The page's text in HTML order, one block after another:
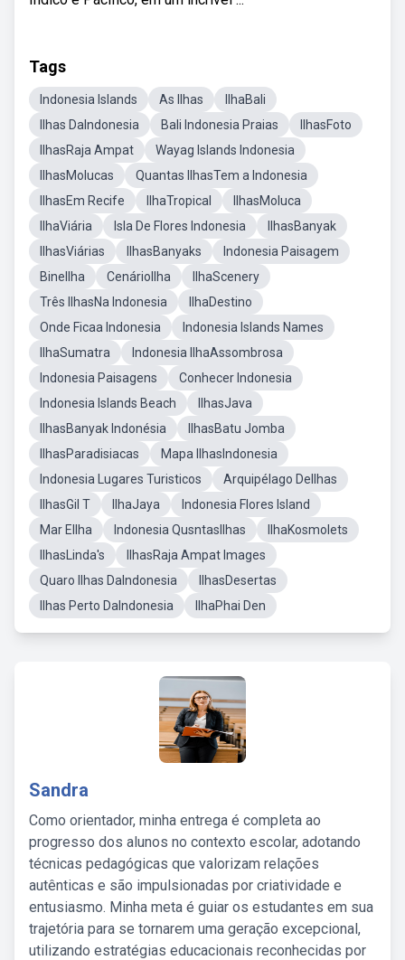
Tags
Indonesia Islands As Ilhas
IlhaBali
Ilhas DaIndonesia
Bali Indonesia Praias
IlhasFoto
IlhasRaja Ampat
Wayag Islands Indonesia
IlhasMolucas
Quantas IlhasTem a Indonesia
IlhasEm Recife
IlhaTropical
IlhasMoluca
IlhaViária
Isla De Flores Indonesia
IlhasBanyak
IlhasViárias
IlhasBanyaks
Indonesia Paisagem
BineIlha
CenárioIlha
IlhaScenery
Três IlhasNa Indonesia
IlhaDestino
Onde Ficaa Indonesia
Indonesia Islands Names
IlhaSumatra
Indonesia IlhaAssombrosa
Indonesia Paisagens
Conhecer Indonesia
Indonesia Islands Beach
IlhasJava
IlhasBanyak Indonésia
IlhasBatu Jomba
IlhasParadisiacas
Mapa IlhasIndonesia
Indonesia Lugares Turisticos
Arquipélago DeIlhas
IlhasGil T
IlhaJaya
Indonesia Flores Island
Mar EIlha
Indonesia QusntasIlhas
IlhaKosmolets
IlhasLinda's
IlhasRaja Ampat Images
Quaro Ilhas DaIndonesia
IlhasDesertas
Ilhas Perto DaIndonesia
IlhaPhai Den
Sandra
Como orientador, minha entrega é completa ao
progresso dos alunos no contexto escolar, adotando
técnicas pedagógicas que valorizam relações
autênticas e são impulsionadas por criatividade e
entusiasmo. Minha meta é guiar os estudantes em sua
trajetória para se tornarem uma geração excepcional,
utilizando estratégias educacionais reconhecidas por